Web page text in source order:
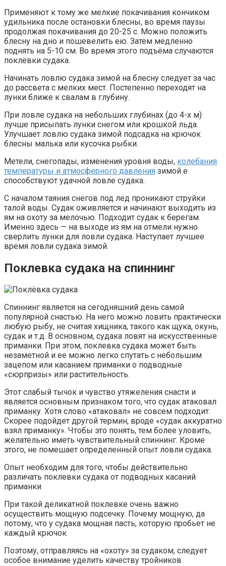
Применяют к тому же мелкие покачивания кончиком
удильника после остановки блесны, во время паузы
продолжая покачивания до 20-25 с. Можно положить
блесну на дно и пошевелить ею. Затем медленно
поднять на 5-10 см. Во время этого подъёма случаются
поклёвки судака.
Начинать ловлю судака зимой на блесну следует за час
до рассвета с мелких мест. Постепенно переходят на
лунки ближе к свалам в глубину.
При ловле судака на небольших глубинах (до 4-х м)
лучше присыпать лунки снегом или крошкой льда.
Улучшает ловлю судака зимой подсадка на крючок
блесны малька или кусочка рыбки.
Метели, снегопады, изменения уровня воды, колебания
температуры и атмосферного давления зимой е
способствуют удачной ловле судака.
С началом таяния снегов под лед проникают струйки
талой воды. Судак оживляется и начинают выходить из
ям на охоту за мелочью. Подходит судак к берегам.
Именно здесь — на выходе из ям на отмели нужно
сверлить лунки для ловли судака. Наступает лучшее
время ловли судака зимой.
Поклевка судака на спиннинг
Спиннинг является на сегодняшний день самой
популярной снастью. На него можно ловить практически
любую рыбу, не считая хищника, такого как щука, окунь,
судак и т.д. В основном, судака ловят на искусственные
приманки. При этом, поклевка судака может быть
незаметной и ее можно легко спутать с небольшим
зацепом или касанием приманки о подводные
«сюрпризы» или растительность.
Этот слабый тычок и чувство утяжеления снасти и
является основным признаком того, что судак атаковал
приманку. Хотя слово «атаковал» не совсем подходит.
Скорее подойдет другой термин, вроде «судак аккуратно
взял приманку». Чтобы это понять, тем более уловить,
желательно иметь чувствительный спиннинг. Кроме
этого, не помешает определенный опыт ловли судака.
Опыт необходим для того, чтобы действительно
различать поклевки судака от подводных касаний
приманки
При такой деликатной поклевке очень важно
осуществить мощную подсечку. Почему мощную, да
потому, что у судака мощная пасть, которую пробьет не
каждый крючок
Поэтому, отправляясь на «охоту» за судаком, следует
особое внимание уделить качеству тройников